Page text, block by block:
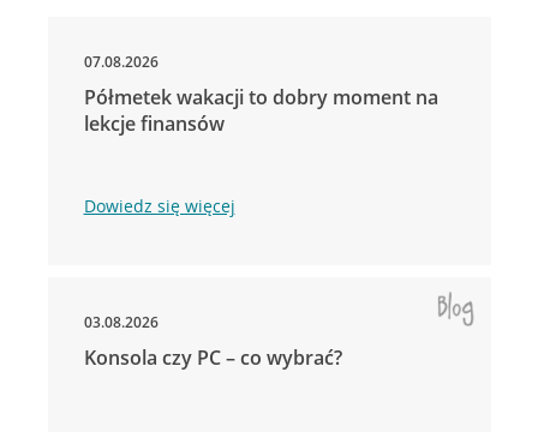
07.08.2026
Półmetek wakacji to dobry moment na
lekcje finansów
Dowiedz się więcej
03.08.2026
Konsola czy PC – co wybrać?